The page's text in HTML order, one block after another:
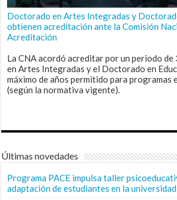
Doctorado en Artes Integradas y
obtienen acreditación ante la Comisión
Acreditación
La CNA acordó acreditar por un periodo
en Artes Integradas y el Doctorado en
máximo de años permitido para programas
(según la normativa vigente).
Últimas novedades
Programa PACE impulsa taller
adaptación de estudiantes en la universidad